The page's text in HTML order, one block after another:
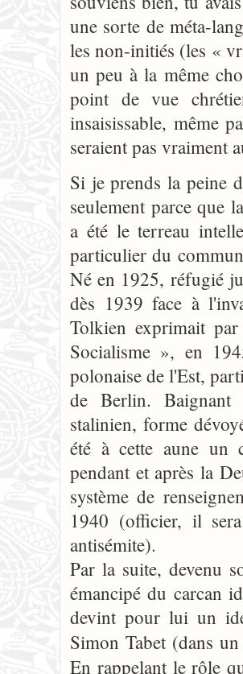
une sorte de méta-
les non-initiés (les «
un peu à la même
point de vue
insaisissable, même
seraient pas vraiment
Si je prends la peine
seulement parce que
a été le terreau
particulier du
Né en 1925, réfugié
dès 1939 face à
Tolkien exprimait
Socialisme », en
polonaise de l'Est,
de Berlin. Baignant
stalinien, forme
été à cette aune un
pendant et après la
système de
1940 (officier, il
antisémite).
Par la suite, devenu
émancipé du carcan
devint pour lui un
Simon Tabet (dans
En rappelant le rôle